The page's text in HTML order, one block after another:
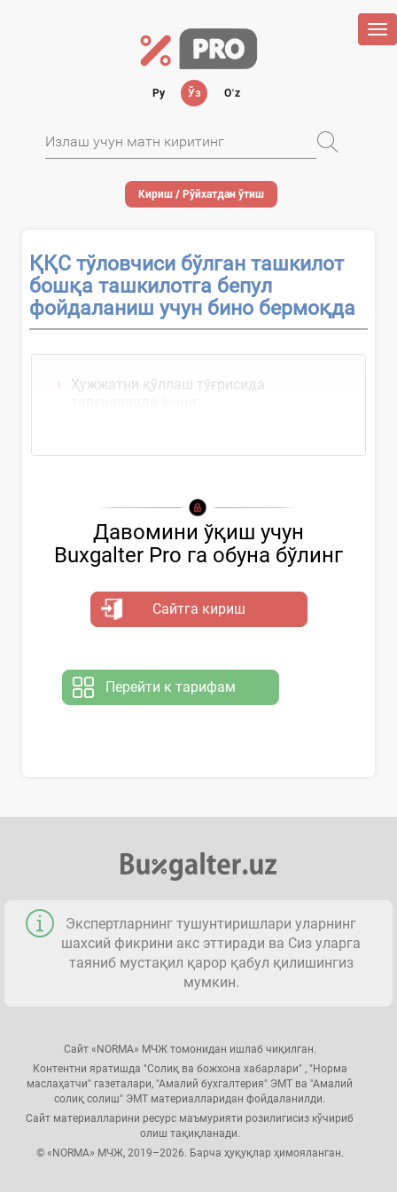
Ру Ўз Oʻz
Кириш / Рўйхатдан ўтиш
ҚҚС тўловчиси бўлган ташкилот
бошқа ташкилотга бепул
фойдаланиш учун бино бермоқда
Ҳужжатни қўллаш тўғрисида
Давомини ўқиш учун
Buxgalter Pro га обуна бўлинг
Сайтга кириш
Перейти к тарифам
Экспертларнинг тушунтиришлари уларнинг
шахсий фикрини акс эттиради ва Сиз уларга
таяниб мустақил қарор қабул қилишингиз
мумкин.
Сайт «NORMA» МЧЖ томонидан ишлаб чиқилган.
Контентни яратишда "Солиқ ва божхона хабарлари" , "Норма
маслаҳатчи" газеталари, "Амалий бухгалтерия" ЭМТ ва "Амалий
солиқ солиш" ЭМТ материалларидан фойдаланилди.
Сайт материалларини ресурс маъмурияти розилигисиз кўчириб
олиш тақиқланади.
© «NORMA» МЧЖ, 2019–2026. Барча ҳуқуқлар ҳимояланган.